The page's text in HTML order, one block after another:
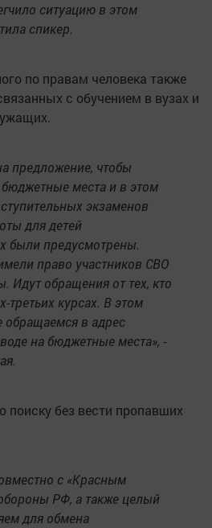
ситуацию в этом
спикер.
по правам человека также
с обучением в вузах и
предложение, чтобы
бюджетные места и в этом
экзаменов
для детей
были предусмотрены.
право участников СВО
Идут обращения от тех, кто
третьих курсах. В этом
обращаемся в адрес
на бюджетные места», -
без вести пропавших
с «Красным
РФ, а также целый
для обмена